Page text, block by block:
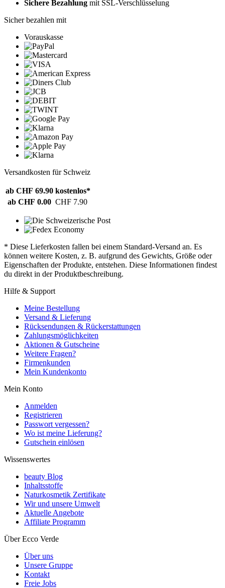
Sichere Bezahlung mit SSL-Verschlüsselung
Sicher bezahlen mit
Vorauskasse
Versandkosten für Schweiz
ab CHF 69.90 kostenlos*
ab CHF 0.00 CHF 7.90
* Diese Lieferkosten fallen bei einem Standard-Versand an. Es
können weitere Kosten, z. B. aufgrund des Gewichts, Größe oder
Eigenschaften der Produkte, entstehen. Diese Informationen findest
du direkt in der Produktbeschreibung.
Hilfe & Support
Meine Bestellung
Versand & Lieferung
Rücksendungen & Rückerstattungen
Zahlungsmöglichkeiten
Aktionen & Gutscheine
Weitere Fragen?
Firmenkunden
Mein Kundenkonto
Mein Konto
Anmelden
Registrieren
Passwort vergessen?
Wo ist meine Lieferung?
Gutschein einlösen
Wissenswertes
beauty Blog
Inhaltsstoffe
Naturkosmetik Zertifikate
Wir und unsere Umwelt
Aktuelle Angebote
Affiliate Programm
Über Ecco Verde
Über uns
Unsere Gruppe
Kontakt
Freie Jobs